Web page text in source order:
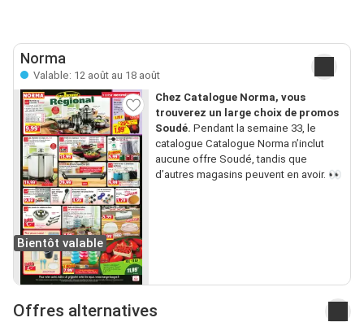
Norma
Valable: 12 août au 18 août
Bientôt valable
Chez Catalogue Norma, vous
trouverez un large choix de promos
Soudé. Pendant la semaine 33, le
catalogue Catalogue Norma n’inclut
aucune offre Soudé, tandis que
d’autres magasins peuvent en avoir. 👀
Offres alternatives